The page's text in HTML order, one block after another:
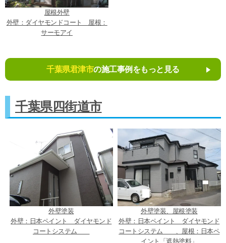
屋根外壁
外壁：ダイヤモンドコート 屋根：
サーモアイ
千葉県君津市の施工事例をもっと見る
千葉県四街道市
外壁塗装
外壁：日本ペイント ダイヤモンド
コートシステム
外壁塗装、屋根塗装
外壁：日本ペイント ダイヤモンド
コートシステム 、屋根：日本ペ
イント「遮熱塗料」